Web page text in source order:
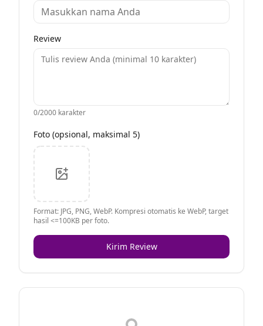
Review
0/2000 karakter
Foto (opsional, maksimal 5)
Format: JPG, PNG, WebP. Kompresi otomatis ke WebP, target
hasil <=100KB per foto.
Kirim Review